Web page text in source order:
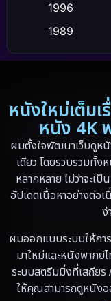
Culture
Dance เต้น
Disaster
Disney+
Documentary
Drama ดราม่า
Dystopian
Emotional
1996
1989
1982
หนังใหม่เต็ม
หนัง 4K
ผมตั้งใจพัฒนาเว็บดูห
เดียว โดยรวบรวมทั้ง
หลากหลาย ไม่ว่าจะ
อัปเดตเนื้อหาอย่างต่อ
ง่
ผมออกแบบระบบให้กา
มาใหม่และหนังพากย์
ระบบสตรีมมิ่งที่เสถีย
ให้คุณสามารถดูหนังอ